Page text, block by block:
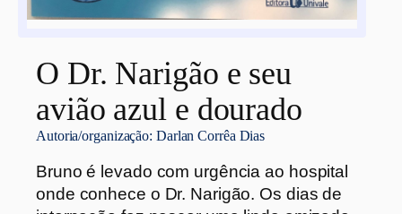
O Dr. Narigão e seu
avião azul e dourado
Autoria/organização: Darlan Corrêa Dias
Bruno é levado com urgência ao hospital
onde conhece o Dr. Narigão. Os dias de